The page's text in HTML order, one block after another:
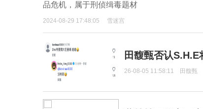
品危机，属于刑侦缉毒题材
2024-08-29 17:48:05 雪迷宫
田馥甄否认
26-08-05 11:58:11 田馥甄